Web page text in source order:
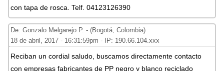
con tapa de rosca. Telf. 04123126390
De: Gonzalo Melgarejo P. - (Bogotá, Colombia)
18 de abril, 2017 - 16:31:59pm - IP: 190.66.104.xxx
Reciban un cordial saludo, buscamos directamente contacto
con empresas fabricantes de PP negro y blanco reciclado